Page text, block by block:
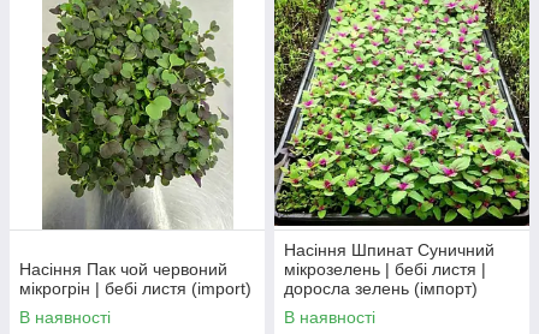
Насіння Пак чой червоний
мікрогрін | бебі листя (import)
В наявності
Насіння Шпинат Суничний
мікрозелень | бебі листя |
доросла зелень (імпорт)
В наявності